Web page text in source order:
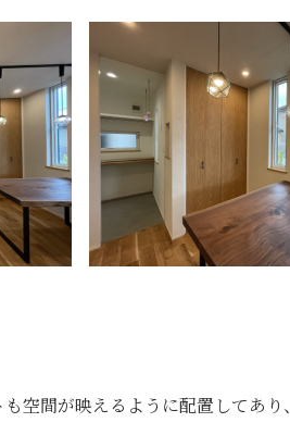
空間が映えるように配置してあり、